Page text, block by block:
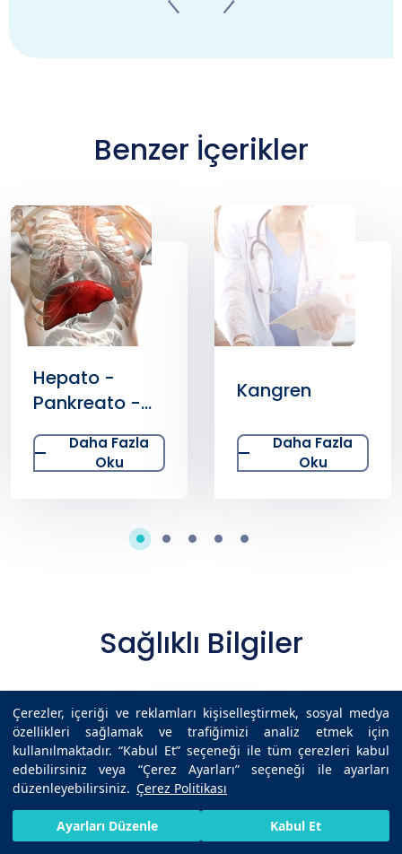
Çerezler, içeriği ve reklamları kişiselleştirmek, sosyal medya
özellikleri sağlamak ve trafiğimizi analiz etmek için
kullanılmaktadır. “Kabul Et” seçeneği ile tüm çerezleri kabul
edebilirsiniz veya “Çerez Ayarları” seçeneği ile ayarları
düzenleyebilirsiniz. Çerez Politikası
Ayarları Düzenle Kabul Et
Benzer İçerikler
Kangren
Daha Fazla
Kistleri Nedir?
Nasıl Oluşur?
Daha Fazla
Sağlıklı Bilgiler
24 aylık bebek gelişimi: Bu dönemde
neler beklenir?
Derin ven trombozu nedir, belirtileri
ve nedenleri nelerdir?
HIZLI RANDEVU AL BIZE ULAŞIN